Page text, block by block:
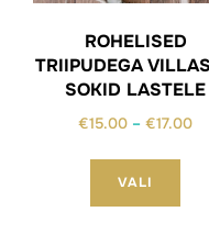
ROHELISED
TRIIPUDEGA
SOKID LASTELE
€15.00 – €17.00
VALI